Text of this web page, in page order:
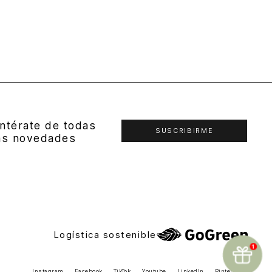
de todas
novedades
SUSCRIBIRME
Logística sostenible